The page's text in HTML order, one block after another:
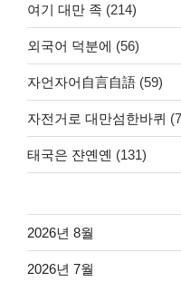
여기 대만 족 (214)
외국어 덕분에 (56)
자언자어自言自語 (59)
자전거로 대만섬한바퀴
태국은 쟌옌옌 (131)
2026년 8월
2026년 7월